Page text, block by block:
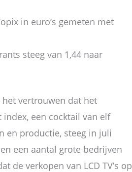
in euro’s gemeten met
steeg van 1,44 naar
het vertrouwen dat het
een cocktail van elf
en productie, steeg in juli
een aantal grote bedrijven
de verkopen van LCD TV’s op